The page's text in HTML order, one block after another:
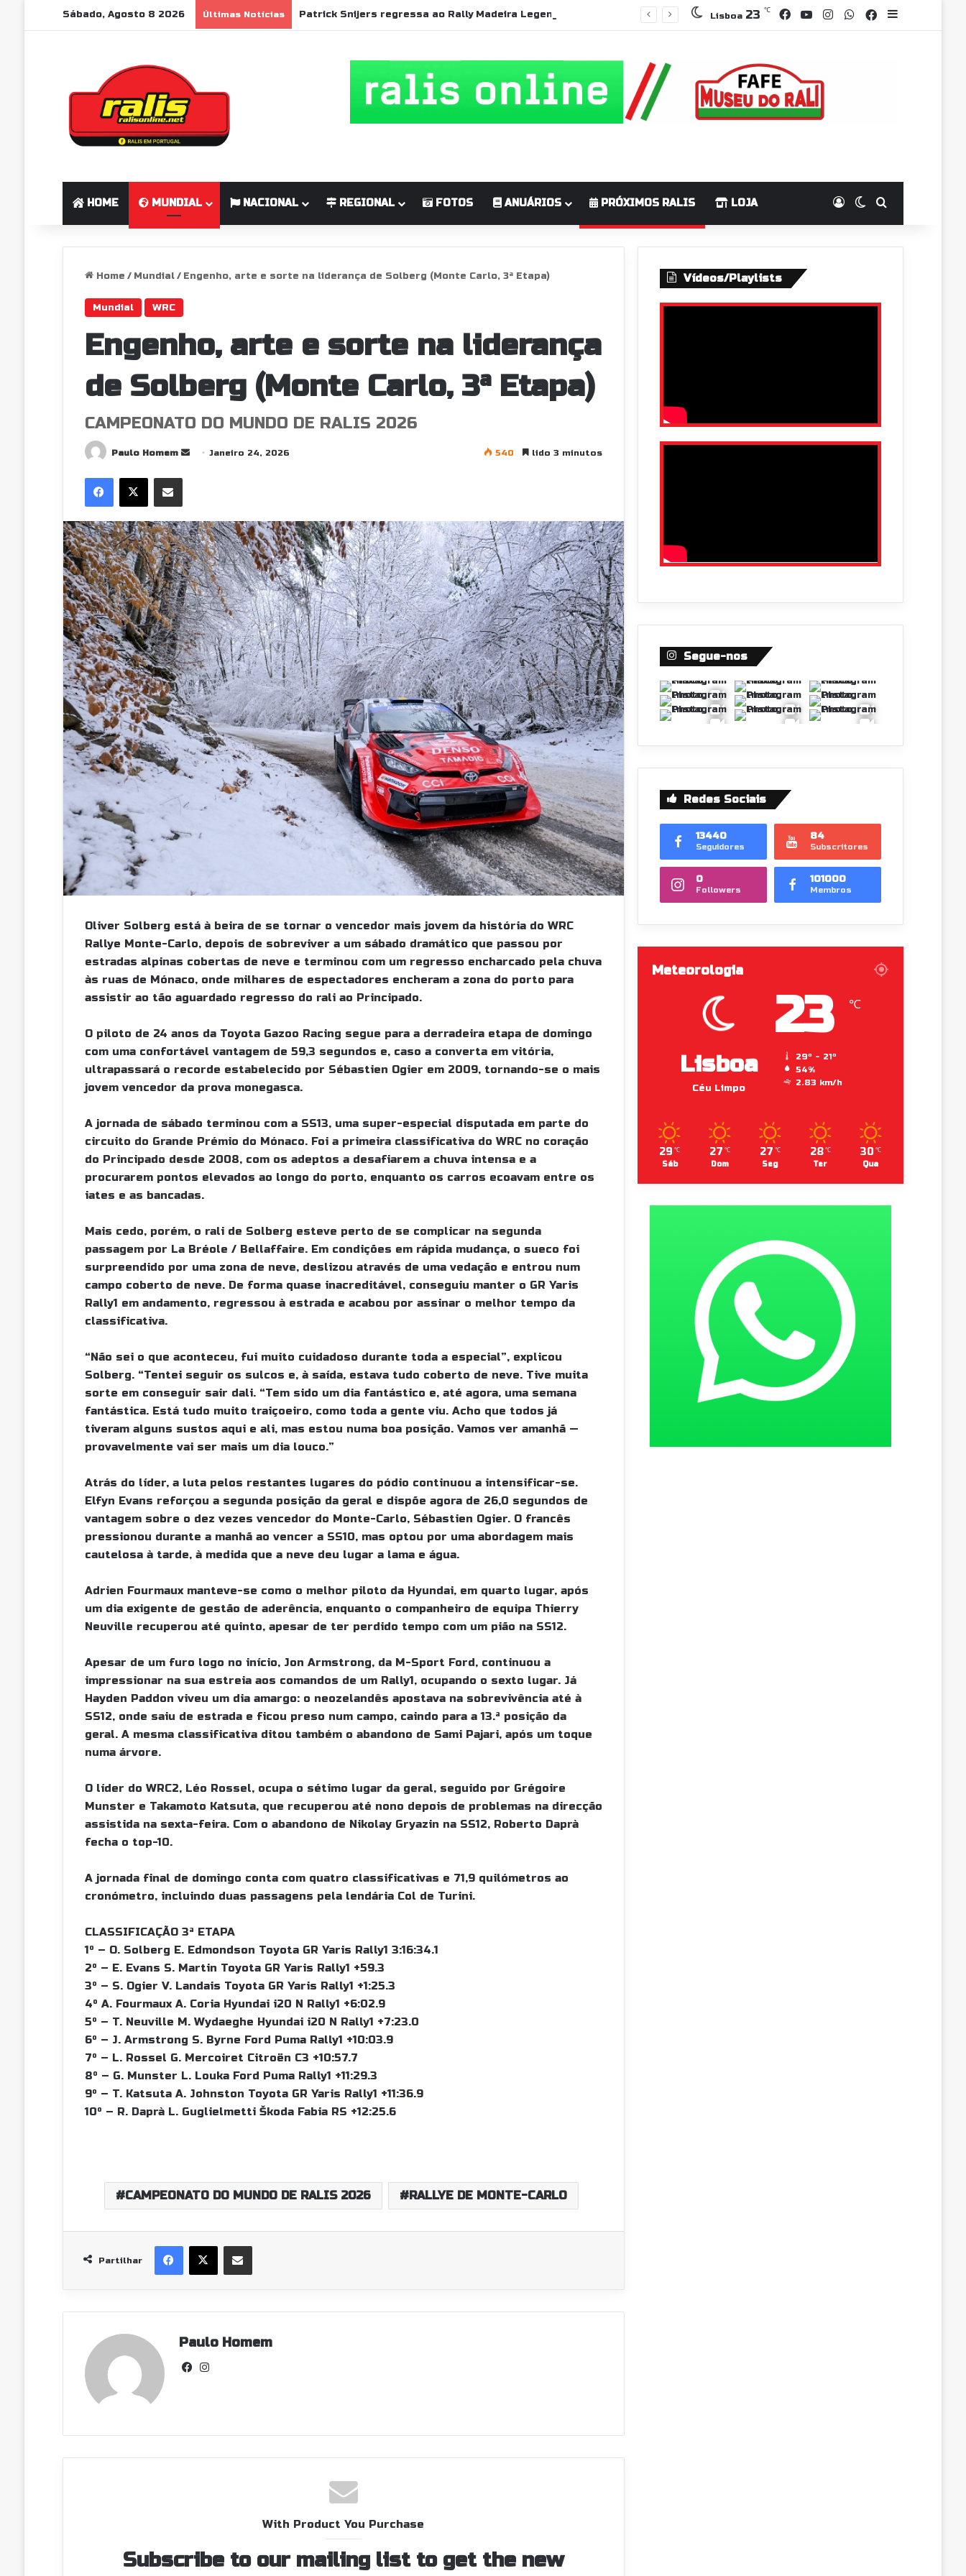
Sábado, Agosto 8 2026 Últimas Notícias Lisboa 23 ℃ Facebook
YouTube
Instagram
WhatsApp
GrupoSidebar
HOME MUNDIAL NACIONAL REGIONAL FOTOS ANUÁRIOS PRÓXIMOS RALIS LOJA Log InSwitch skin
Home / Mundial/ Engenho, arte e sorte na liderança de Solberg (Monte Carlo, 3ª Etapa)
Mundial WRC
Engenho, arte e sorte na liderança
de Solberg (Monte Carlo, 3ª Etapa)
CAMPEONATO DO MUNDO DE RALIS 2026
Paulo Homem
SendJaneiro 24, 2026 540 lido 3 minutos
Facebook
X Partilhar Via Email
Oliver Solberg está à beira de se tornar o vencedor mais jovem da história do WRC
Rallye Monte-Carlo, depois de sobreviver a um sábado dramático que passou por
estradas alpinas cobertas de neve e terminou com um regresso encharcado pela chuva
às ruas de Mónaco, onde milhares de espectadores encheram a zona do porto para
assistir ao tão aguardado regresso do rali ao Principado.
O piloto de 24 anos da Toyota Gazoo Racing segue para a derradeira etapa de domingo
com uma confortável vantagem de 59,3 segundos e, caso a converta em vitória,
ultrapassará o recorde estabelecido por Sébastien Ogier em 2009, tornando-se o mais
jovem vencedor da prova monegasca.
A jornada de sábado terminou com a SS13, uma super-especial disputada em parte do
circuito do Grande Prémio do Mónaco. Foi a primeira classificativa do WRC no coração
do Principado desde 2008, com os adeptos a desafiarem a chuva intensa e a
procurarem pontos elevados ao longo do porto, enquanto os carros ecoavam entre os
iates e as bancadas.
Mais cedo, porém, o rali de Solberg esteve perto de se complicar na segunda
passagem por La Bréole / Bellaffaire. Em condições em rápida mudança, o sueco foi
surpreendido por uma zona de neve, deslizou através de uma vedação e entrou num
campo coberto de neve. De forma quase inacreditável, conseguiu manter o GR Yaris
Rally1 em andamento, regressou à estrada e acabou por assinar o melhor tempo da
classificativa.
“Não sei o que aconteceu, fui muito cuidadoso durante toda a especial”, explicou
Solberg. “Tentei seguir os sulcos e, à saída, estava tudo coberto de neve. Tive muita
sorte em conseguir sair dali. “Tem sido um dia fantástico e, até agora, uma semana
fantástica. Está tudo muito traiçoeiro, como toda a gente viu. Acho que todos já
tiveram alguns sustos aqui e ali, mas estou numa boa posição. Vamos ver amanhã —
provavelmente vai ser mais um dia louco.”
Atrás do líder, a luta pelos restantes lugares do pódio continuou a intensificar-se.
Elfyn Evans reforçou a segunda posição da geral e dispõe agora de 26,0 segundos de
vantagem sobre o dez vezes vencedor do Monte-Carlo, Sébastien Ogier. O francês
pressionou durante a manhã ao vencer a SS10, mas optou por uma abordagem mais
cautelosa à tarde, à medida que a neve deu lugar a lama e água.
Adrien Fourmaux manteve-se como o melhor piloto da Hyundai, em quarto lugar, após
um dia exigente de gestão de aderência, enquanto o companheiro de equipa Thierry
Neuville recuperou até quinto, apesar de ter perdido tempo com um pião na SS12.
Apesar de um furo logo no início, Jon Armstrong, da M-Sport Ford, continuou a
impressionar na sua estreia aos comandos de um Rally1, ocupando o sexto lugar. Já
Hayden Paddon viveu um dia amargo: o neozelandês apostava na sobrevivência até à
SS12, onde saiu de estrada e ficou preso num campo, caindo para a 13.ª posição da
geral. A mesma classificativa ditou também o abandono de Sami Pajari, após um toque
numa árvore.
O líder do WRC2, Léo Rossel, ocupa o sétimo lugar da geral, seguido por Grégoire
Munster e Takamoto Katsuta, que recuperou até nono depois de problemas na direcção
assistida na sexta-feira. Com o abandono de Nikolay Gryazin na SS12, Roberto Daprà
fecha o top-10.
A jornada final de domingo conta com quatro classificativas e 71,9 quilómetros ao
cronómetro, incluindo duas passagens pela lendária Col de Turini.
CLASSIFICAÇÃO 3ª ETAPA
1º – O. Solberg E. Edmondson Toyota GR Yaris Rally1 3:16:34.1
2º – E. Evans S. Martin Toyota GR Yaris Rally1 +59.3
3º – S. Ogier V. Landais Toyota GR Yaris Rally1 +1:25.3
4º A. Fourmaux A. Coria Hyundai i20 N Rally1 +6:02.9
5º – T. Neuville M. Wydaeghe Hyundai i20 N Rally1 +7:23.0
6º – J. Armstrong S. Byrne Ford Puma Rally1 +10:03.9
7º – L. Rossel G. Mercoiret Citroën C3 +10:57.7
8º – G. Munster L. Louka Ford Puma Rally1 +11:29.3
9º – T. Katsuta A. Johnston Toyota GR Yaris Rally1 +11:36.9
10º – R. Daprà L. Guglielmetti Škoda Fabia RS +12:25.6
CAMPEONATO DO MUNDO DE RALIS 2026 RALLYE DE MONTE-CARLO
Partilhar
Facebook
X Partilhar Via Email
Paulo Homem
Facebook
With Product You Purchase
Subscribe to our mailing list to get the new
Vídeos/Playlists
Segue-nos
Redes Sociais
13440
Seguidores
84
Subscritores
0
Followers
101000
Membros
Meteorologia
Lisboa
Céu Limpo
23 ℃
29º - 21º
54%
2.83 km/h
29 ℃
Sáb
27 ℃
Dom
27 ℃
Seg
28 ℃
Ter
30 ℃
Qua